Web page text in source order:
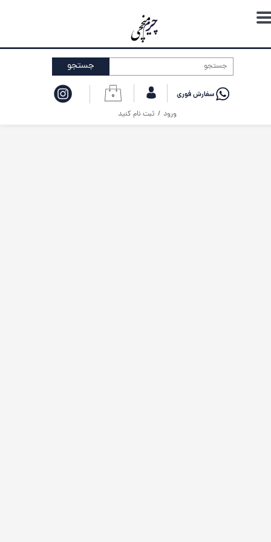
۰
ورود / ثبت نام کنید
حساب کاربری من
تغییر گذر واژه
خروج از حساب کاربری
جستجو